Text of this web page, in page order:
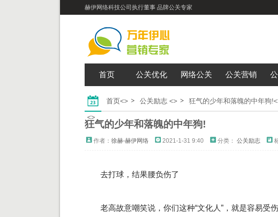
赫伊网络科技公司执行董事 品牌公关专家
首页 公关优化 网络公关 公关营销
<>
首页<> 公关励志 <> 狂气的少年和落魄的中年狗
狂气的少年和落魄的中年狗!
作者： 徐赫-赫伊网络 2021-1-31 9:40 分类： 公关励志
去打球，结果腰负伤了
老高故意嘲笑说，你们这种“文化人”，就是容易受伤